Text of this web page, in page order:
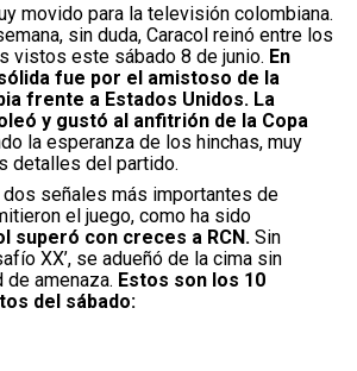
movido para la televisión colombiana.
sin duda, Caracol reinó entre los
vistos este sábado 8 de junio. En
fue por el amistoso de la
frente a Estados Unidos. La
y gustó al anfitrión de la Copa
la esperanza de los hinchas, muy
detalles del partido.
señales más importantes de
el juego, como ha sido
superó con creces a RCN. Sin
XX’, se adueñó de la cima sin
amenaza. Estos son los 10
del sábado: